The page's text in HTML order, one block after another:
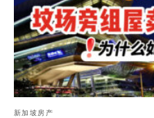
新加坡房产